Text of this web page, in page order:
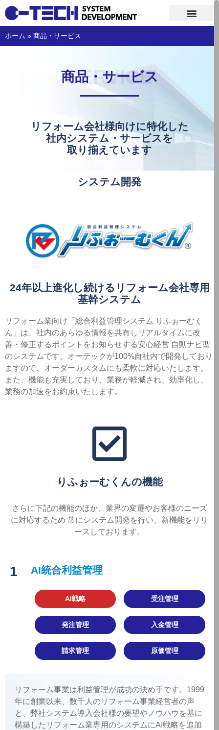
コ
ン
ホーム » 商品・サービス
商品・サービス
SERVICE
リフォーム会社様向けに特化した
社内システム・ サービスを
取り揃えています
システム開発
24年以上進化し続ける リフォーム会社専用
基幹システム
リフォーム業向け「総合利益管理システム りふぉーむく
ん」は、社内のあらゆる情報を共有しリアルタイムに改
善・修正するポイントをお知らせする安心経営 自動ナビ型
のシステムです。オーテックが100%自社内で開発しており
ますので、オーダーカスタムにも柔軟に対応いたします。
また、機能も充実しており、業務が軽減され、効率化し、
業務の加速をお約束いたします。
りふぉーむくんの機能
さらに下記の機能のほか、業界の変遷やお客様のニーズ
に対応するため 常にシステム開発を行い、新機能をリリ
ースしております。
1 AI統合利益管理
AI戦略 受注管理
発注管理 入金管理
請求管理 原価管理
リフォーム事業は利益管理が成功の決め手です。1999
年に創業以来、数千人のリフォーム事業経営者の声
と、弊社システム導入会社様の要望やノウハウを基に
構築したリフォーム業専用のシステムにAI戦略を追加